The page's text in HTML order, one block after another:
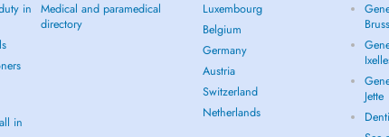
en neuropelvéologie, dédiée à
CHU Brugmann, sur les sites de
in
in
Medical and paramedical
directory
Luxembourg
Belgium
Germany
Austria
Switzerland
Netherlands
Jette